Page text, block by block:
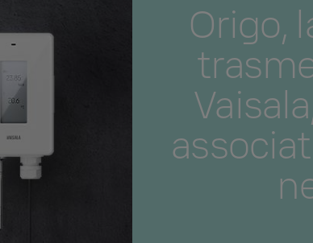
Origo,